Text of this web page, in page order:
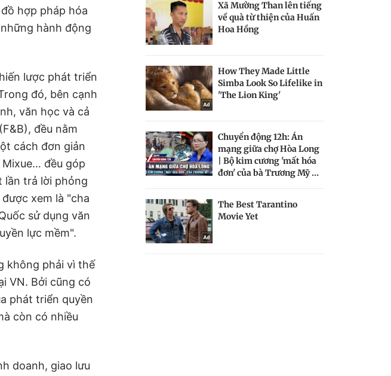
hợp pháp hóa
hành động
lược phát triển
đó, bên cạnh
văn học và cả
đều nằm
cách đơn giản
đều góp
lần trả lời phỏng
xem là "cha
sử dụng văn
lực mềm".
không phải vì thế
VN. Bởi cũng có
phát triển quyền
còn có nhiều
doanh, giao lưu